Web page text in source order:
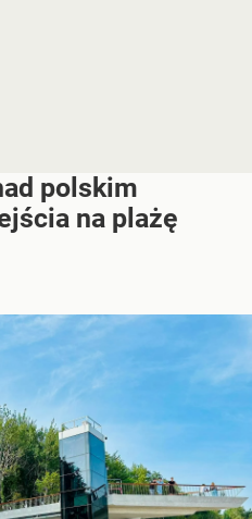
polskim
na plażę